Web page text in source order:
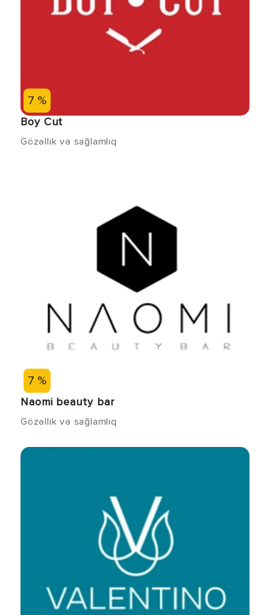
7 %
Boy Cut
Gözəllik və sağlamlıq
7 %
Naomi beauty bar
Gözəllik və sağlamlıq